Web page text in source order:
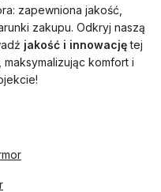
zapewniona jakość,
zakupu. Odkryj naszą
jakość i innowacjętej
komfort i